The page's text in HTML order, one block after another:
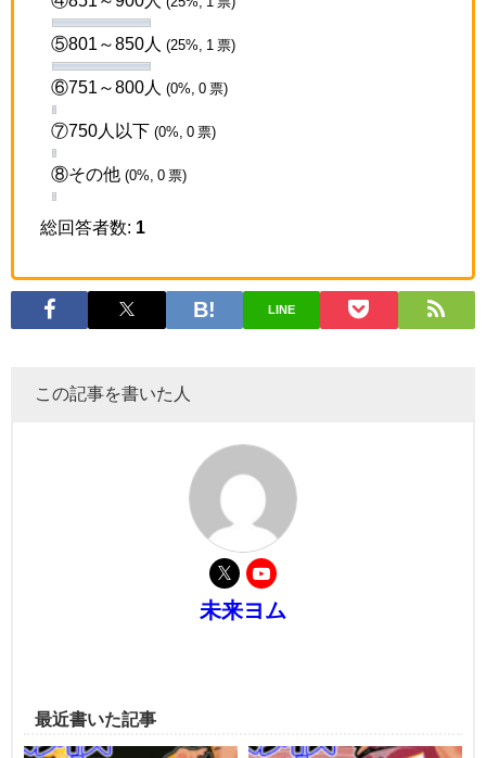
⑤801～850人 (25%, 1 票)
⑥751～800人 (0%, 0 票)
⑦750人以下 (0%, 0 票)
⑧その他 (0%, 0 票)
総回答者数: 1
LINE
この記事を書いた人
未来ヨム
最近書いた記事